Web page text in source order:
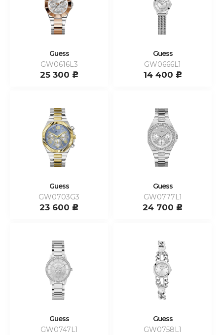
Guess
GW0616L3
25 300 c
Guess
GW0666L1
14 400 c
Guess
GW0703G3
23 600 c
Guess
GW0777L1
24 700 c
Guess
GW0747L1
Guess
GW0758L1